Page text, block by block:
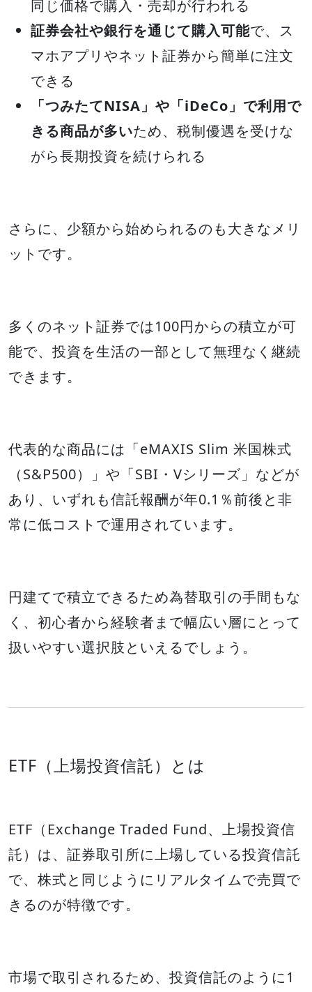
同じ価格で購入・売却が行われる
証券会社や銀行を通じて購入可能で、ス
マホアプリやネット証券から簡単に注文
できる
「つみたてNISA」や「iDeCo」で利用で
きる商品が多いため、税制優遇を受けな
がら長期投資を続けられる
さらに、少額から始められるのも大きなメリ
ットです。
多くのネット証券では100円からの積立が可
能で、投資を生活の一部として無理なく継続
できます。
代表的な商品には「eMAXIS Slim 米国株式
（S&P500）」や「SBI・Vシリーズ」などが
あり、いずれも信託報酬が年0.1％前後と非
常に低コストで運用されています。
円建てで積立できるため為替取引の手間もな
く、初心者から経験者まで幅広い層にとって
扱いやすい選択肢といえるでしょう。
ETF（上場投資信託）とは
ETF（Exchange Traded Fund、上場投資信
託）は、証券取引所に上場している投資信託
で、株式と同じようにリアルタイムで売買で
きるのが特徴です。
市場で取引されるため、投資信託のように1